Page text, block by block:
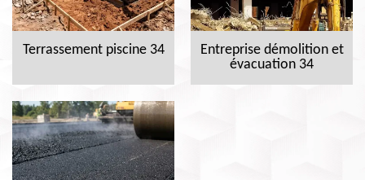
Terrassement piscine 34
Entreprise démolition et
évacuation 34